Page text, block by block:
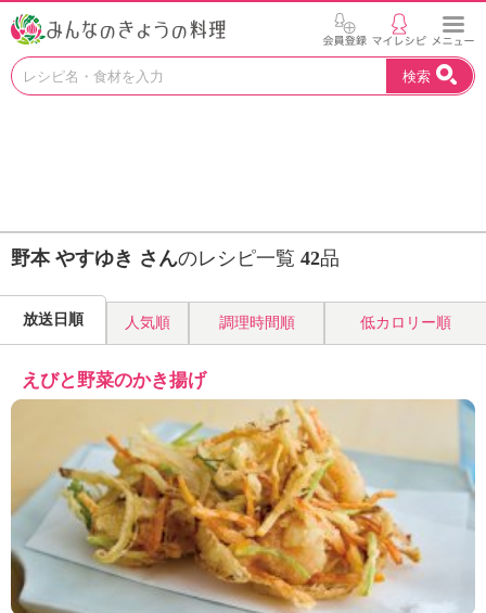
お
見
つ
よ
う
H
エ
デ
ュ
ケ
ー
シ
ョ
ナ
検索
野本 やすゆき さんのレシピ一覧 42品
放送日順 人気順 調理時間順 低カロリー順
えびと野菜のかき揚げ